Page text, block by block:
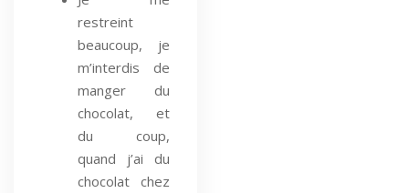
restreint
beaucoup, je
m’interdis de
manger du
chocolat, et
du coup,
quand j’ai du
chocolat chez